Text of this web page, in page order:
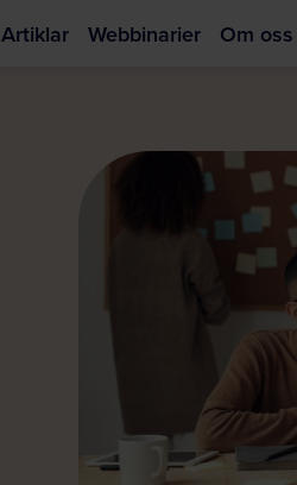
Artiklar Webbinarier Om oss